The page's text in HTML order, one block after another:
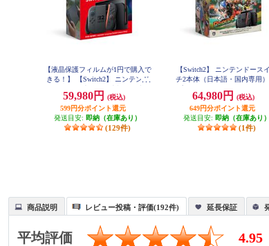
【液晶保護フィルムが1円で購入で
きる！】 【Switch2】 ニンテンド
用）
59,980円
(税込)
599円分ポイント還元
発送目安: 即納（在庫あり）
(129件)
【Switch2】 ニンテンドース
チ2本体（日本語・国内専用）
（特典：クッション付き ※シ
ルは付きません）
64,980円
(税込)
649円分ポイント還元
発送目安: 即納（在庫あり）
(1件)
商品説明 レビュー投稿・評価(192件) 延長保証
平均評価 4.95